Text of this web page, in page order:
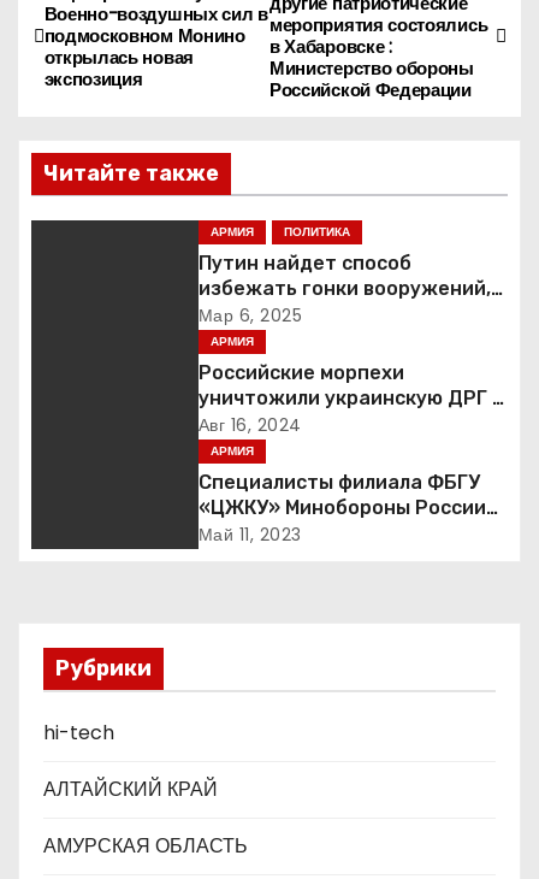
а
в
и
г
з
п
и
с
я
м
мероприятия состоялись
в Хабаровске :
Министерство обороны
Российской Федерации
Военно-воздушных сил в
подмосковном Монино
открылась новая
экспозиция
Читайте также
АРМИЯ ПОЛИТИКА
Путин найдет способ
избежать гонки вооружений,
заявил пресс-секретарь
Мар 6, 2025
АРМИЯ
Российские морпехи
уничтожили украинскую ДРГ в
Курской области
Авг 16, 2024
АРМИЯ
Специалисты филиала ФБГУ
«ЦЖКУ» Минобороны России
по ЦВО переведены в режим
Май 11, 2023
Рубрики
hi-tech
АЛТАЙСКИЙ КРАЙ
АМУРСКАЯ ОБЛАСТЬ